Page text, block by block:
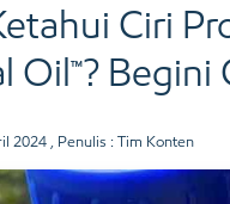
Ciri
Oil™? Begini
2024 , Penulis : Tim Konten